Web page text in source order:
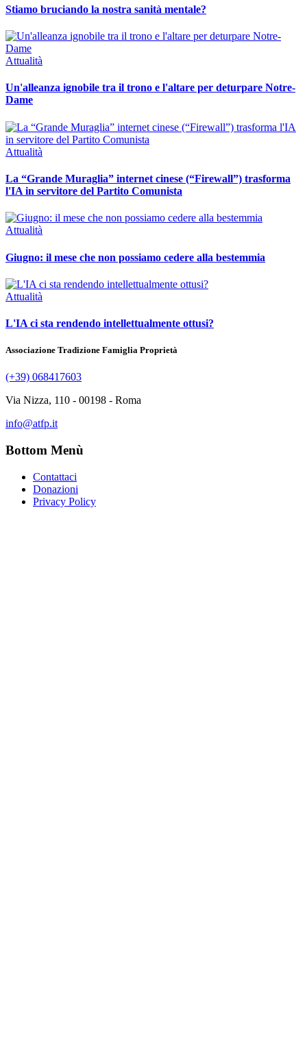
Stiamo bruciando la nostra sanità mentale?
Attualità
Un'alleanza ignobile tra il trono e l'altare per deturpare Notre-
Dame
Attualità
La “Grande Muraglia” internet cinese (“Firewall”) trasforma
l'IA in servitore del Partito Comunista
Attualità
Giugno: il mese che non possiamo cedere alla bestemmia
Attualità
L'IA ci sta rendendo intellettualmente ottusi?
Associazione Tradizione Famiglia Proprietà
(+39) 068417603
Via Nizza, 110 - 00198 - Roma
info@atfp.it
Bottom Menù
Contattaci
Donazioni
Privacy Policy